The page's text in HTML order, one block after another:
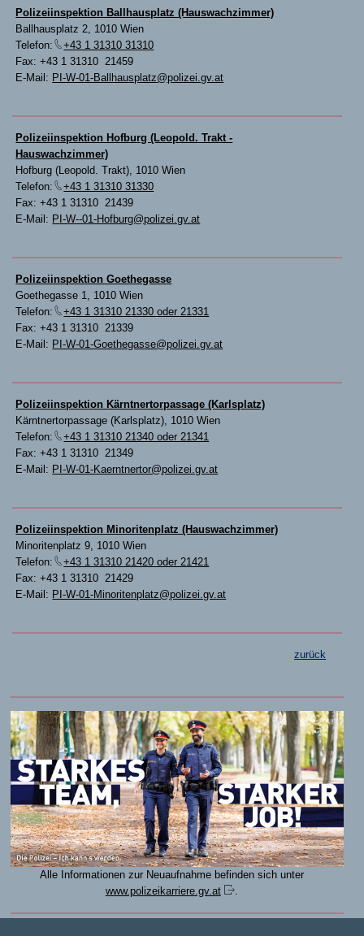
Polizeiinspektion Ballhausplatz (Hauswachzimmer)
Ballhausplatz 2, 1010 Wien
Telefon:
+43 1 31310 31310
Fax: +43 1 31310 21459
E-Mail: PI-W-01-Ballhausplatz@polizei.gv.at
Polizeiinspektion Hofburg (Leopold. Trakt -
Hauswachzimmer)
Hofburg (Leopold. Trakt), 1010 Wien
Telefon:
+43 1 31310 31330
Fax: +43 1 31310 21439
E-Mail: PI-W--01-Hofburg@polizei.gv.at
Polizeiinspektion Goethegasse
Goethegasse 1, 1010 Wien
Telefon:
+43 1 31310 21330 oder 21331
Fax: +43 1 31310 21339
E-Mail: PI-W-01-Goethegasse@polizei.gv.at
Polizeiinspektion Kärntnertorpassage (Karlsplatz)
Kärntnertorpassage (Karlsplatz), 1010 Wien
Telefon:
+43 1 31310 21340 oder 21341
Fax: +43 1 31310 21349
E-Mail: PI-W-01-Kaerntnertor@polizei.gv.at
Polizeiinspektion Minoritenplatz (Hauswachzimmer)
Minoritenplatz 9, 1010 Wien
Telefon:
+43 1 31310 21420 oder 21421
Fax: +43 1 31310 21429
E-Mail: PI-W-01-Minoritenplatz@polizei.gv.at
zurück
Alle Informationen zur Neuaufnahme befinden sich unter
www.polizeikarriere.gv.at
.